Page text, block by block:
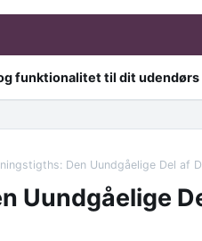
funktionalitet til dit udendørs
Den Uundgåelige Del af
Uundgåelige